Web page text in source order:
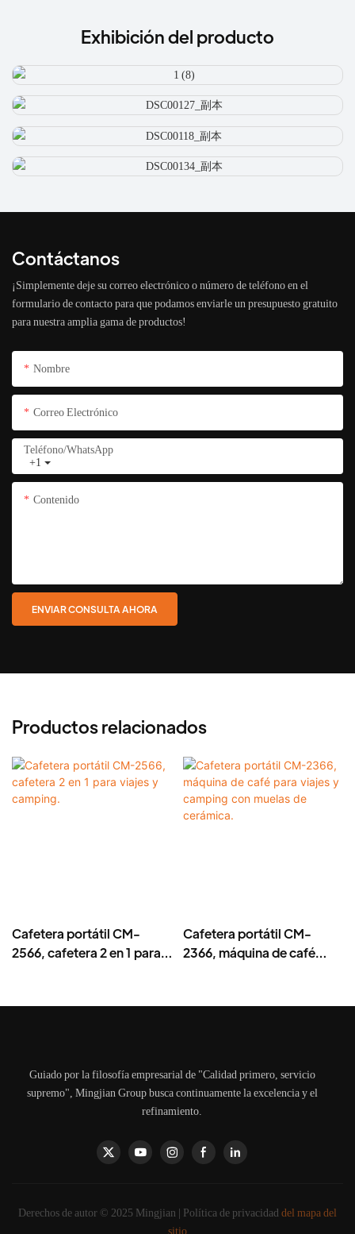
Exhibición del producto
Contáctanos
¡Simplemente deje su correo electrónico o número de teléfono en el
formulario de contacto para que podamos enviarle un presupuesto gratuito
para nuestra amplia gama de productos!
Nombre
Correo Electrónico
+1
Teléfono/WhatsApp
Contenido
ENVIAR CONSULTA AHORA
Productos relacionados
Cafetera portátil CM-
2566, cafetera 2 en 1 para
Cafetera portátil CM-
2366, máquina de café
Guiado por la filosofía empresarial de "Calidad primero, servicio
supremo", Mingjian Group busca continuamente la excelencia y el
refinamiento.
Derechos de autor © 2025 Mingjian | Política de privacidad del mapa del
sitio